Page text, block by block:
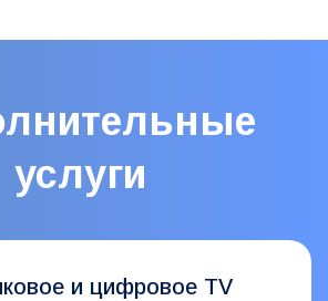
услуги
и цифровое TV